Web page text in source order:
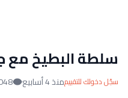
سلطة البطيخ مع
سجّل دخولك للتقييممنذ 4 أسابيع 1048